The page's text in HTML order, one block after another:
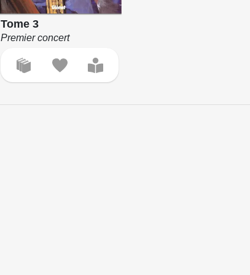
Tome 3
Premier concert